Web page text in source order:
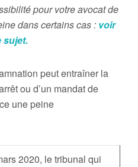
pour votre avocat de
dans certains cas : voir
sujet.
peut entraîner la
ou d’un mandat de
une peine
2020, le tribunal qui